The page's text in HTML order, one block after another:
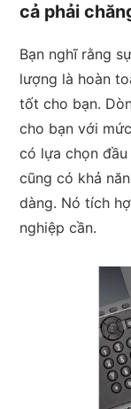
cả phải
Bạn nghĩ rằng
lượng là hoàn
tốt cho bạn.
cho bạn với
có lựa chọn
cũng có khả
dàng. Nó tích
nghiệp cần.